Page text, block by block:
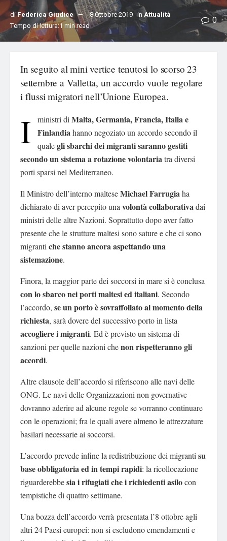
diFederica Giudice 8 Ottobre 2019 inAttualità
Tempo di lettura:1 min read
0
In seguito al mini vertice tenutosi lo scorso 23
settembre a Valletta, un accordo vuole regolare
i flussi migratori nell’Unione Europea.
I ministri di Malta, Germania, Francia, Italia e
Finlandia hanno negoziato un accordo secondo il
qualegli sbarchi dei migranti saranno gestiti
secondo un sistema a rotazione volontariatra diversi
porti sparsi nel Mediterraneo.
Il Ministro dell’interno malteseMichael Farrugiaha
dichiarato di aver percepito una volontà collaborativadai
ministri delle altre Nazioni. Soprattutto dopo aver fatto
presente che le strutture maltesi sono sature e che ci sono
migranti che stanno ancora aspettando una
sistemazione.
Finora, la maggior parte dei soccorsi in mare si è conclusa
con lo sbarco nei porti maltesi ed italiani. Secondo
l’accordo, se un porto è sovraffollato al momento della
richiesta, sarà dovere del successivo porto in lista
accogliere i migranti. Ed è previsto un sistema di
sanzioni per quelle nazioni chenon rispetteranno gli
accordi.
Altre clausole dell’accordo si riferiscono alle navi delle
ONG. Le navi delle Organizzazioni non governative
dovranno aderire ad alcune regole se vorranno continuare
con le operazioni; fra le quali avere almeno le attrezzature
basilari necessarie ai soccorsi.
L’accordo prevede infine la redistribuzione dei migranti su
base obbligatoria ed in tempi rapidi: la ricollocazione
riguarderebbesia i rifugiati che i richiedenti asilocon
tempistiche di quattro settimane.
Una bozza dell’accordo verrà presentata l’8 ottobre agli
altri 24 Paesi europei: non si escludono emendamenti e